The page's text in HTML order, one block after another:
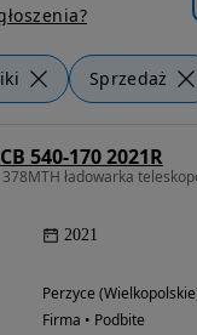
Sprzedaż
540-170 2021R
ładowarka
2021
Perzyce
Firma • Podbite